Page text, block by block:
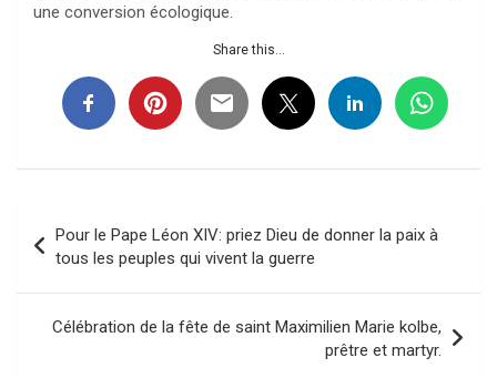
une conversion écologique.
Share this...
de
l’article
Pour le Pape Léon XIV: priez Dieu de donner la paix à
tous les peuples qui vivent la guerre
Célébration de la fête de saint Maximilien Marie kolbe,
prêtre et martyr.